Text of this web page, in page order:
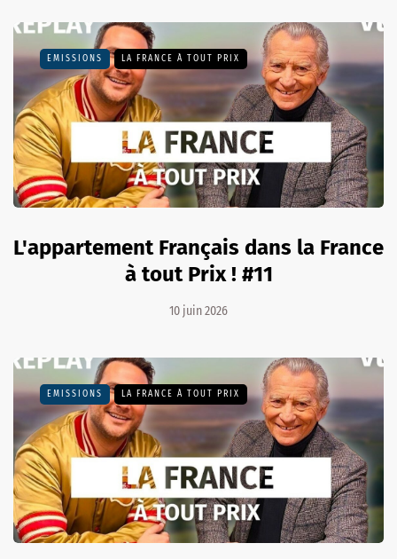
EMISSIONS LA FRANCE À TOUT PRIX
L'appartement Français dans la France
à tout Prix ! #11
10 juin 2026
EMISSIONS LA FRANCE À TOUT PRIX